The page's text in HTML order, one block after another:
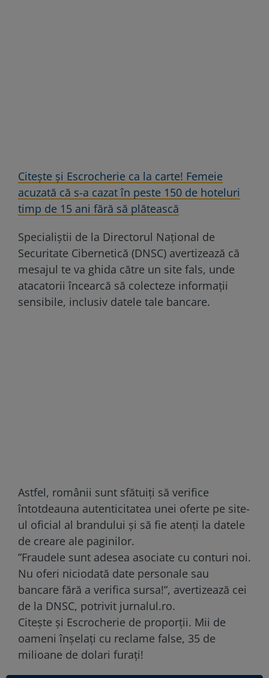
Citește și Escrocherie ca la carte! Femeie
acuzată că s-a cazat în peste 150 de hoteluri
timp de 15 ani fără să plătească
Specialiștii de la Directorul Național de
Securitate Cibernetică (DNSC) avertizează că
mesajul te va ghida către un site fals, unde
atacatorii încearcă să colecteze informații
sensibile, inclusiv datele tale bancare.
Astfel, românii sunt sfătuiți să verifice
întotdeauna autenticitatea unei oferte pe site-
ul oficial al brandului și să fie atenți la datele
de creare ale paginilor.
”Fraudele sunt adesea asociate cu conturi noi.
Nu oferi niciodată date personale sau
bancare fără a verifica sursa!”, avertizează cei
de la DNSC, potrivit jurnalul.ro.
Citește și Escrocherie de proporții. Mii de
oameni înșelați cu reclame false, 35 de
milioane de dolari furați!